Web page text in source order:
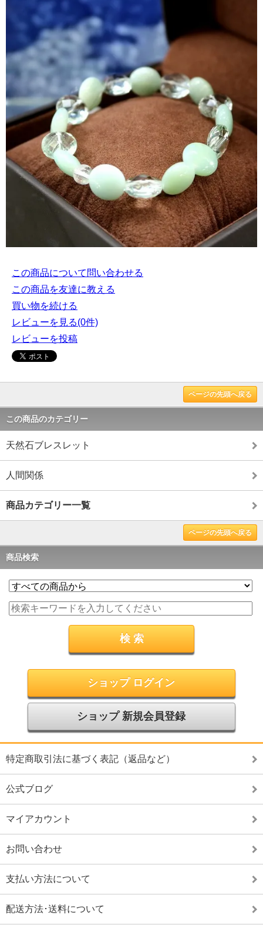
この商品について問い合わせる
この商品を友達に教える
買い物を続ける
レビューを見る(0件)
レビューを投稿
ページの先頭へ戻る
この商品のカテゴリー
天然石ブレスレット
人間関係
商品カテゴリー一覧
ページの先頭へ戻る
商品検索
ショップ ログイン
ショップ 新規会員登録
特定商取引法に基づく表記（返品など）
公式ブログ
マイアカウント
お問い合わせ
支払い方法について
配送方法･送料について